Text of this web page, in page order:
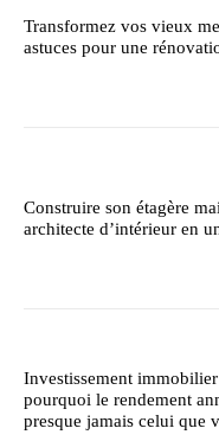
Transformez vos vieux
astuces pour une
Construire son étagère
architecte d’intérieur en
Investissement
pourquoi le rendement
presque jamais celui que